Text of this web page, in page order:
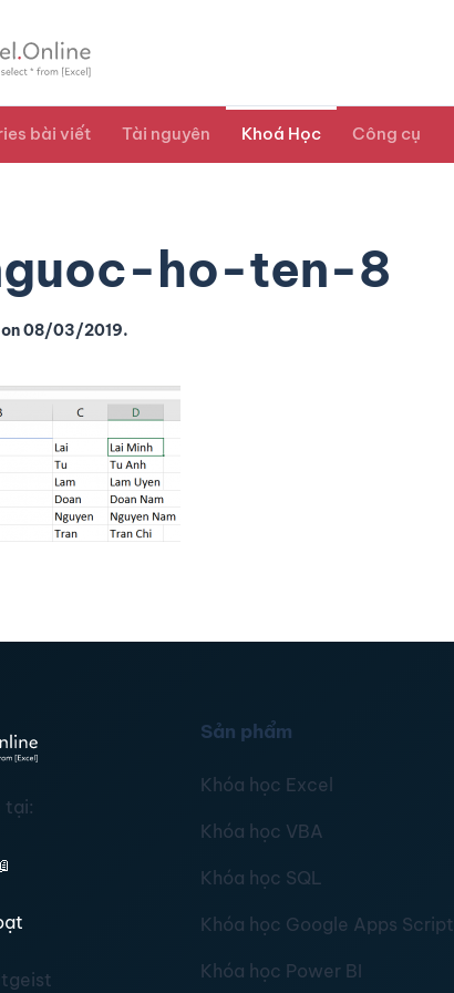
bài viết Tài nguyên Khoá Học Công cụ
ho-ten-8
on08/03/2019.
tại:
Sản phẩm
Khóa học Excel
Khóa học VBA
Khóa học SQL
Khóa học Google Apps Script
Khóa học Power BI